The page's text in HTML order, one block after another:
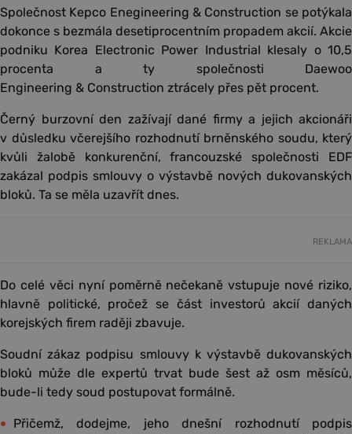
Společnost Kepco Enegineering & Construction se potýkala
dokonce s bezmála desetiprocentním propadem akcií. Akcie
podniku Korea Electronic Power Industrial klesaly o 10,5
procenta a ty společnosti Daewoo
Engineering & Construction ztrácely přes pět procent.
Černý burzovní den zažívají dané firmy a jejich akcionáři
v důsledku včerejšího rozhodnutí brněnského soudu, který
kvůli žalobě konkurenční, francouzské společnosti EDF
zakázal podpis smlouvy o výstavbě nových dukovanských
bloků. Ta se měla uzavřít dnes.
REKLAMA
Do celé věci nyní poměrně nečekaně vstupuje nové riziko,
hlavně politické, pročež se část investorů akcií daných
korejských firem raději zbavuje.
Soudní zákaz podpisu smlouvy k výstavbě dukovanských
bloků může dle expertů trvat bude šest až osm měsíců,
bude-li tedy soud postupovat formálně.
Přičemž, dodejme, jeho dnešní rozhodnutí podpis